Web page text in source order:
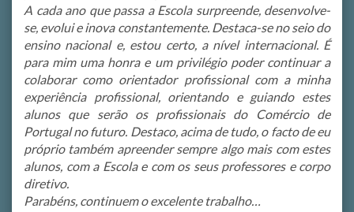
A cada ano que passa a Escola surpreende, desenvolve-
se, evolui e inova constantemente. Destaca-se no seio do
ensino nacional e, estou certo, a nível internacional. É
para mim uma honra e um privilégio poder continuar a
colaborar como orientador profissional com a minha
experiência profissional, orientando e guiando estes
alunos que serão os profissionais do Comércio de
Portugal no futuro. Destaco, acima de tudo, o facto de eu
próprio também apreender sempre algo mais com estes
alunos, com a Escola e com os seus professores e corpo
diretivo.
Parabéns, continuem o excelente trabalho…